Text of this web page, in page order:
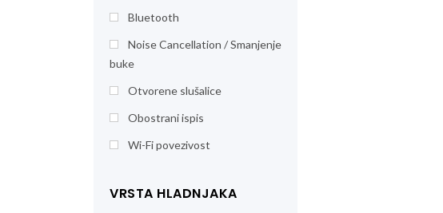
Bluetooth
Noise Cancellation / Smanjenje
buke
Otvorene slušalice
Obostrani ispis
Wi-Fi povezivost
VRSTA HLADNJAKA